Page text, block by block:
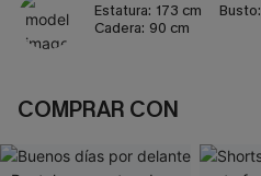
Estatura: 173 cm Busto:
Cadera: 90 cm
COMPRAR CON